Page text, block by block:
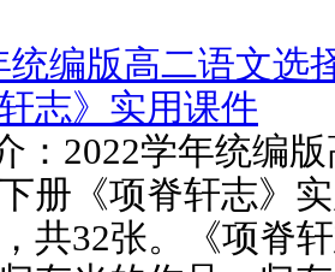
统编版高二语文选
志》实用课件
：2022学年统编
册《项脊轩志》
共32张。《项脊